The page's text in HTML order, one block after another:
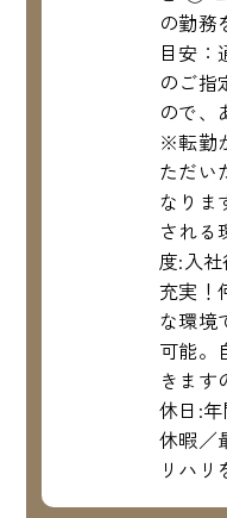
の勤務
目安
のご指
ので、
※転勤
ただい
なりま
され
度:入
充実！
な環境
可能。
きま
休日:年
休暇／
リハリ